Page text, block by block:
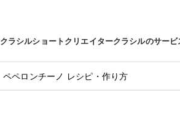
クラシルショートクリエイタークラシルのサービ
ペペロンチーノ レシピ・作り方